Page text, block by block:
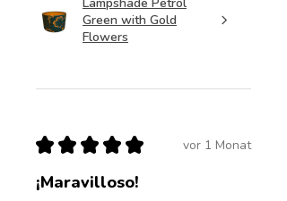
Green with Gold
Flowers
★ ★ ★ ★ ★ vor 1 Monat
¡Maravilloso!